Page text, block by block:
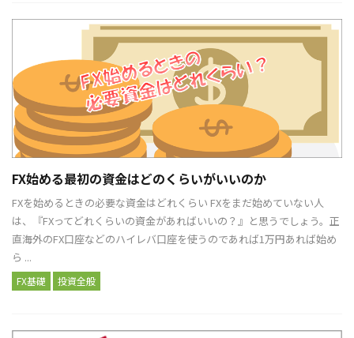
FX始める最初の資金はどのくらいがいいのか
FXを始めるときの必要な資金はどれくらい FXをまだ始めていない人
は、『FXってどれくらいの資金があればいいの？』と思うでしょう。正
直海外のFX口座などのハイレバ口座を使うのであれば1万円あれば始め
ら ...
FX基礎 投資全般